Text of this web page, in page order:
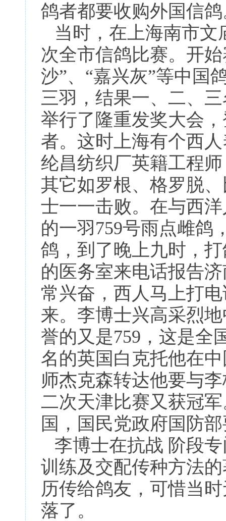
鸽者都要收购外国信
当时，在上海南市文
次全市信鸽比赛。开
沙”、“嘉兴灰”等中国
三羽，结果一、二、
举行了隆重发奖大会
者。这时上海有个西
纶昌纺织厂英籍工程
其它如罗根、格罗脱
士一一击败。在与西
的一羽759号雨点雌鸽
鸽，到了晚上九时，
的医务室来电话报告
常兴奋，西人马上打
来。李博士兴高采烈
誉的又是759，这是全
名的英国白克托他在
师杰克森转达他要与
二次天津比赛又获冠
国，国民党政府国防
李博士在抗战 阶段
训练及交配传种方法
历传给鸽友，可惜当
落了。